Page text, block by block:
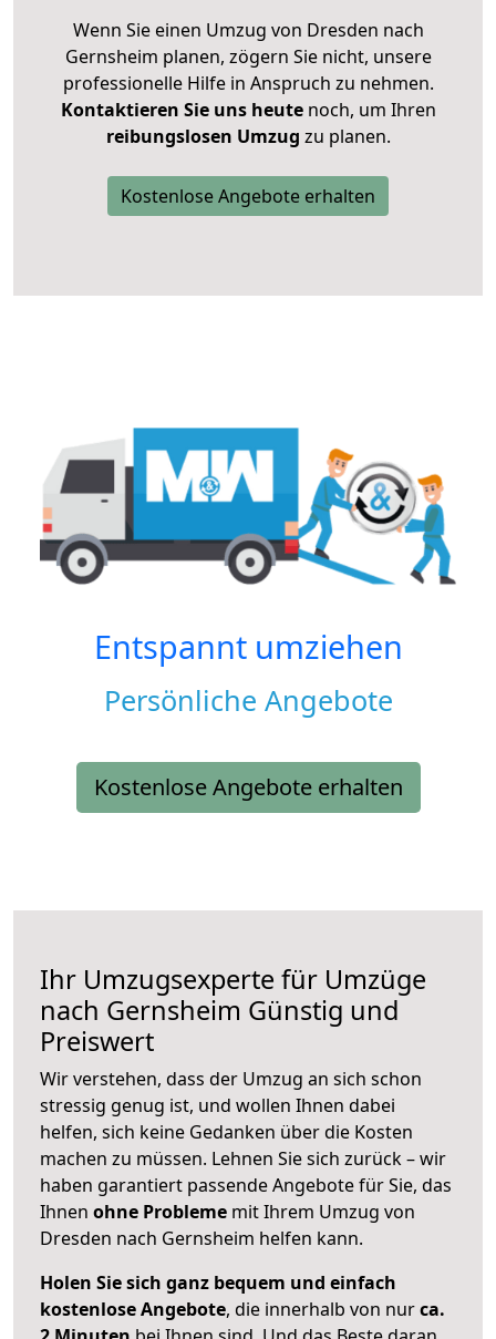
Wenn Sie einen Umzug von Dresden nach
Gernsheim planen, zögern Sie nicht, unsere
professionelle Hilfe in Anspruch zu nehmen.
Kontaktieren Sie uns heutenoch, um Ihren
reibungslosen Umzug zu planen.
Kostenlose Angebote erhalten
Entspannt umziehen
Persönliche Angebote
Kostenlose Angebote erhalten
Ihr Umzugsexperte für Umzüge
nach Gernsheim Günstig und
Preiswert
Wir verstehen, dass der Umzug an sich schon
stressig genug ist, und wollen Ihnen dabei
helfen, sich keine Gedanken über die Kosten
machen zu müssen. Lehnen Sie sich zurück – wir
haben garantiert passende Angebote für Sie, das
Ihnen ohne Probleme mit Ihrem Umzug von
Dresden nach Gernsheim helfen kann.
Holen Sie sich ganz bequem und einfach
kostenlose Angebote, die innerhalb von nurca.